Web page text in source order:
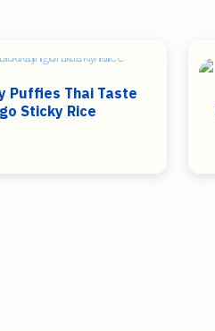
Puffies Thai Taste
Sticky Rice